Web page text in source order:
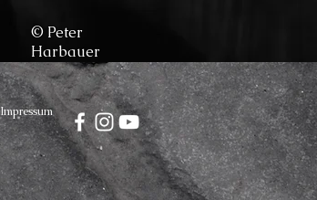
© Peter
Harbauer
Impressum